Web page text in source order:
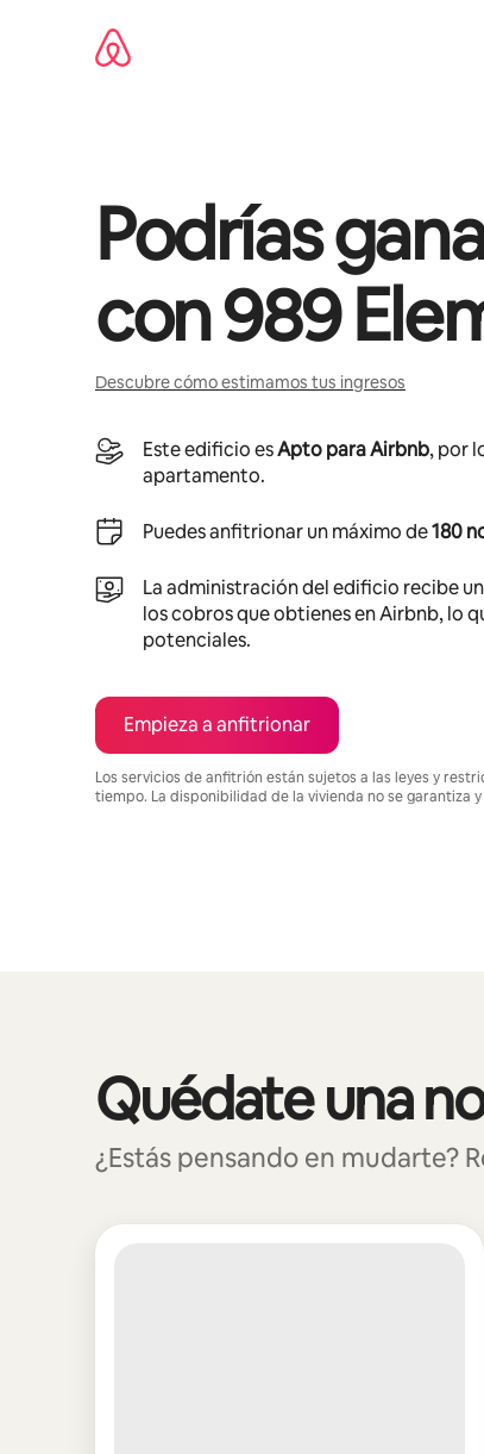
Podrías
con989
Descubre cómo estimamos tus ingresos
Este edificio esApto para Airbnb, por
apartamento.
Puedes anfitrionar un máximo de180
La administración del edificio recibe un
los cobros que obtienes en Airbnb, lo
potenciales.
Empieza a anfitrionar
Los servicios de anfitrión están sujetos a las leyes y
tiempo. La disponibilidad de la vivienda no se garantiza
Quédate una
¿Estás pensando en mudarte?
Se muestran0 de 0 elementos